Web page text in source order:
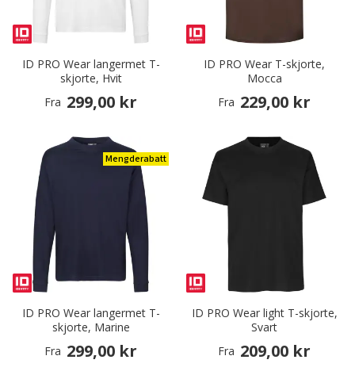
ID PRO Wear langermet T-
skjorte, Hvit
Fra 299,00 kr
ID PRO Wear T-skjorte,
Mocca
Fra 229,00 kr
Mengderabatt
ID PRO Wear langermet T-
skjorte, Marine
Fra 299,00 kr
ID PRO Wear light T-skjorte,
Svart
Fra 209,00 kr